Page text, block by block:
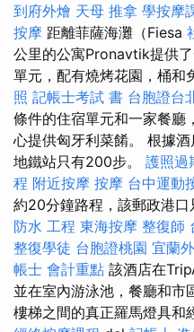
到府外燴 天母 推拿 學按摩
按摩 距離菲薩海灘（Fiesa
公里的公寓Pronavtik提供
單元，配有燒烤花園，桶和
照 記帳士考試 書 台胞證台
條件的住宿單元和一家餐廳
心提供匈牙利菜餚。 根據
地鐵站只有200步。 護照過
程 附近按摩 按摩 台中運動
約20分鐘路程，該郵政港口
防水 工程 東海按摩 整復師
整復學徒 台胞證桃園 宜蘭
帳士 會計重點 該酒店在
並在室內游泳池，餐廳和市
樓梯之間的真正羅馬燈具和